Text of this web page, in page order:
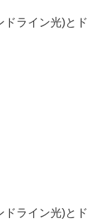
ライン光)とド
ライン光)とド